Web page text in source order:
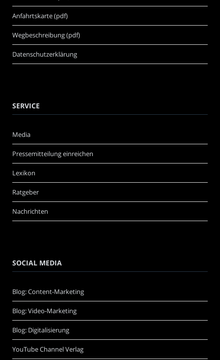
Anfahrtskarte (pdf)
Wegbeschreibung (pdf)
Datenschutzerklärung
SERVICE
Media
Pressemitteilung einreichen
Lexikon
Ratgeber
Nachrichten
SOCIAL MEDIA
Blog: Content-Marketing
Blog: Video-Marketing
Blog: Digitalisierung
YouTube Channel Verlag